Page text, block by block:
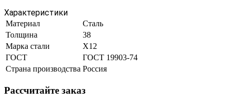
Характеристики
Материал
Сталь
Толщина
38
Марка стали
Х12
ГОСТ
ГОСТ 19903-74
Страна производства Россия
Рассчитайте заказ